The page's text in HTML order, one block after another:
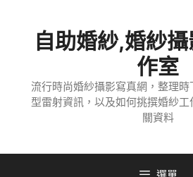
自助婚紗,婚紗
作室
流行時尚婚紗攝影寫真網，整理
型雷射資訊，以及如何挑撰婚紗
關資料